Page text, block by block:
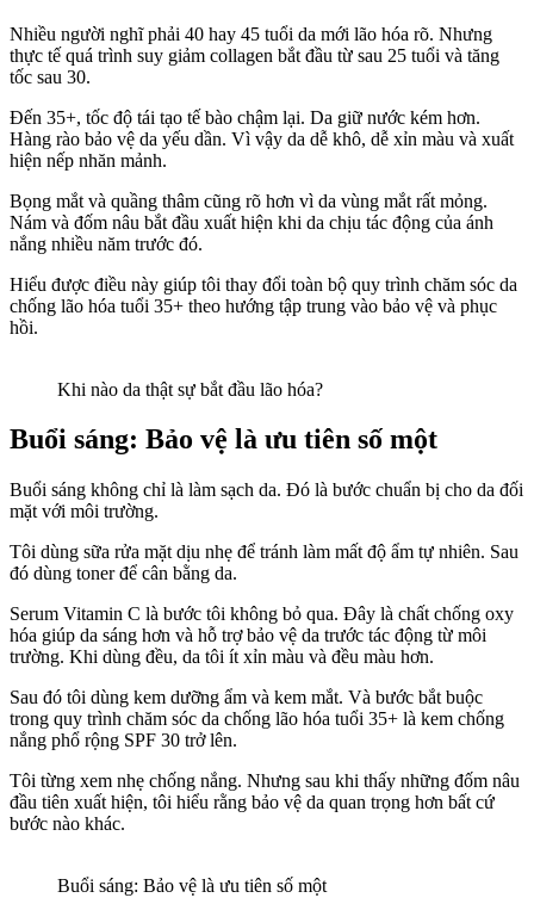
Nhiều người nghĩ phải 40 hay 45 tuổi da mới lão hóa rõ. Nhưng
thực tế quá trình suy giảm collagen bắt đầu từ sau 25 tuổi và tăng
tốc sau 30.
Đến 35+, tốc độ tái tạo tế bào chậm lại. Da giữ nước kém hơn.
Hàng rào bảo vệ da yếu dần. Vì vậy da dễ khô, dễ xỉn màu và xuất
hiện nếp nhăn mảnh.
Bọng mắt và quầng thâm cũng rõ hơn vì da vùng mắt rất mỏng.
Nám và đốm nâu bắt đầu xuất hiện khi da chịu tác động của ánh
nắng nhiều năm trước đó.
Hiểu được điều này giúp tôi thay đổi toàn bộ quy trình chăm sóc da
chống lão hóa tuổi 35+ theo hướng tập trung vào bảo vệ và phục
hồi.
Khi nào da thật sự bắt đầu lão hóa?
Buổi sáng: Bảo vệ là ưu tiên số một
Buổi sáng không chỉ là làm sạch da. Đó là bước chuẩn bị cho da đối
mặt với môi trường.
Tôi dùng sữa rửa mặt dịu nhẹ để tránh làm mất độ ẩm tự nhiên. Sau
đó dùng toner để cân bằng da.
Serum Vitamin C là bước tôi không bỏ qua. Đây là chất chống oxy
hóa giúp da sáng hơn và hỗ trợ bảo vệ da trước tác động từ môi
trường. Khi dùng đều, da tôi ít xỉn màu và đều màu hơn.
Sau đó tôi dùng kem dưỡng ẩm và kem mắt. Và bước bắt buộc
trong quy trình chăm sóc da chống lão hóa tuổi 35+ là kem chống
nắng phổ rộng SPF 30 trở lên.
Tôi từng xem nhẹ chống nắng. Nhưng sau khi thấy những đốm nâu
đầu tiên xuất hiện, tôi hiểu rằng bảo vệ da quan trọng hơn bất cứ
bước nào khác.
Buổi sáng: Bảo vệ là ưu tiên số một